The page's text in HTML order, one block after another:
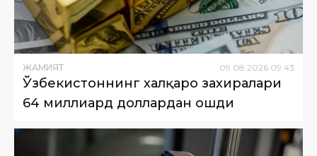
ЖАМИЯТ 09 08 2026 09:43
Ўзбекистоннинг халқаро захиралари
64 миллиард доллардан ошди